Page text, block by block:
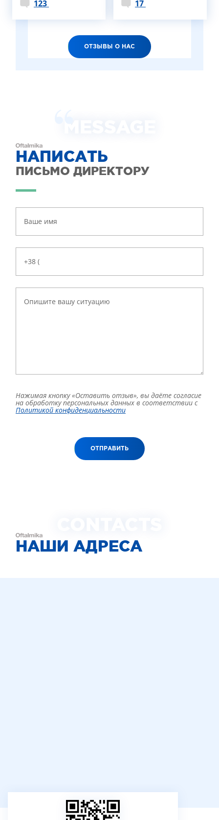
123 17
ОТЗЫВЫ О НАС
НАПИСАТЬ
ПИСЬМО ДИРЕКТОРУ
Нажимая кнопку «Оставить отзыв», вы даёте согласие
на обработку персональных данных в соответствии с
Политикой конфиденциальности
ОТПРАВИТЬ
НАШИ АДРЕСА